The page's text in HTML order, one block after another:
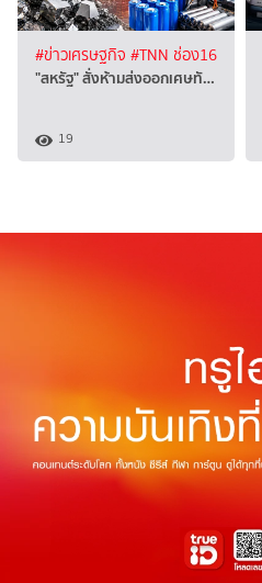
#ข่าวเศรษฐกิจ #TNN ช่อง16
"สหรัฐ" สั่งห้ามส่งออกเศษทั…
19